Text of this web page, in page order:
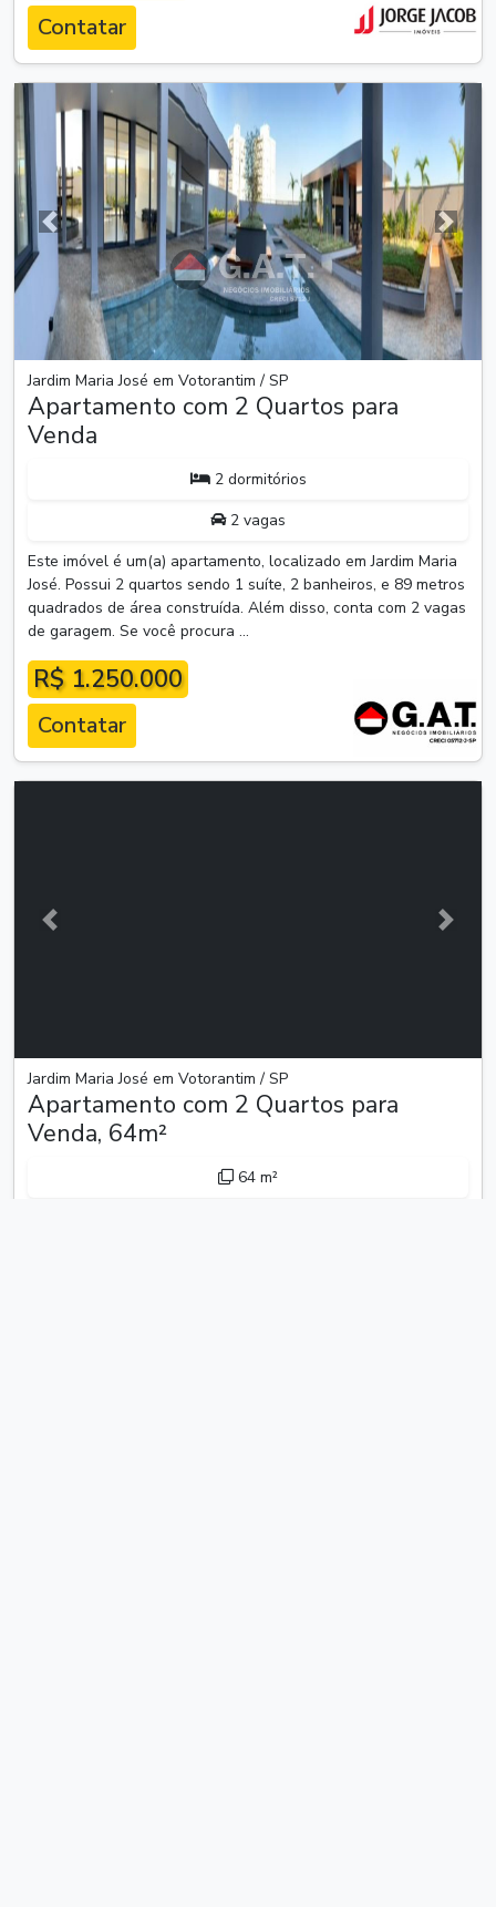
Contatar
Anterior
Jardim Maria José em Votorantim / SP
Apartamento com 2 Quartos para
Venda
2 dormitórios
2 vagas
Este imóvel é um(a) apartamento, localizado em Jardim Maria
José. Possui 2 quartos sendo 1 suíte, 2 banheiros, e 89 metros
quadrados de área construída. Além disso, conta com 2 vagas
de garagem. Se você procura ...
R$ 1.250.000
Contatar
Anterior
Jardim Maria José em Votorantim / SP
Apartamento com 2 Quartos para
Venda, 64m²
64 m²